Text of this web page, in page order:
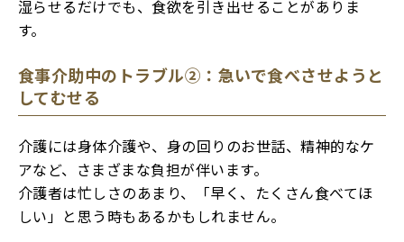
湿らせるだけでも、食欲を引き出せることがありま
す。
食事介助中のトラブル②：急いで食べさせようと
してむせる
介護には身体介護や、身の回りのお世話、精神的なケ
アなど、さまざまな負担が伴います。
介護者は忙しさのあまり、「早く、たくさん食べてほ
しい」と思う時もあるかもしれません。